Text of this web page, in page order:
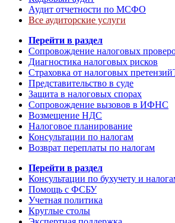
Аудит отчетности по МСФО
Все аудиторские услуги
Перейти в раздел
Сопровождение налоговых
Диагностика налоговых рисков
Страховка от налоговых претензий
Представительство в суде
Защита в налоговых спорах
Сопровождение вызовов в ИФНС
Возмещение НДС
Налоговое планирование
Консультации по налогам
Возврат переплаты по налогам
Перейти в раздел
Консультации по бухучету и
Помощь с ФСБУ
Учетная политика
Круглые столы